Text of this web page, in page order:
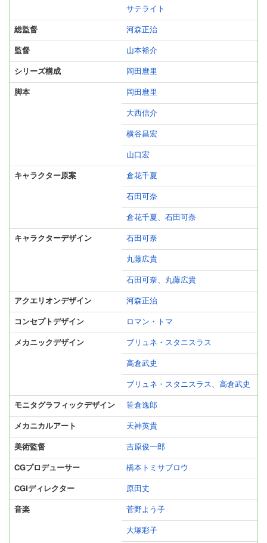
サテライト
総監督 河森正治
監督 山本裕介
シリーズ構成 岡田麿里
脚本 岡田麿里
大西信介
横谷昌宏
山口宏
キャラクター原案 倉花千夏
石田可奈
倉花千夏、石田可奈
キャラクターデザイン 石田可奈
丸藤広貴
石田可奈、丸藤広貴
アクエリオンデザイン 河森正治
コンセプトデザイン ロマン・トマ
メカニックデザイン ブリュネ・スタニスラス
高倉武史
ブリュネ・スタニスラス、高倉武史
モニタグラフィックデザイン 笹倉逸郎
メカニカルアート 天神英貴
美術監督 吉原俊一郎
CGプロデューサー 橋本トミサブロウ
CGIディレクター 原田丈
音楽 菅野よう子
大塚彩子